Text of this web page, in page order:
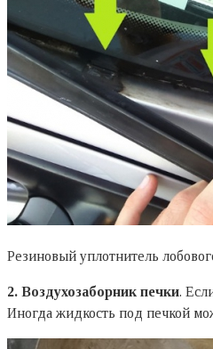
Резиновый уплотнитель
2. Воздухозаборник печки.
Иногда жидкость под печкой